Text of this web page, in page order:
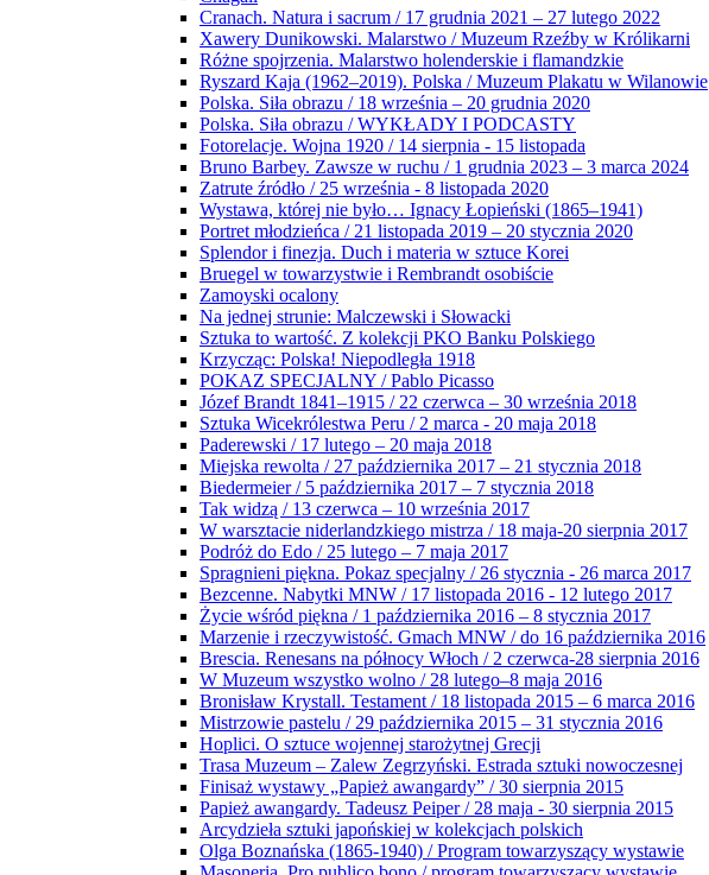
Cranach. Natura i sacrum / 17 grudnia 2021 – 27 lutego 2022
Xawery Dunikowski. Malarstwo / Muzeum Rzeźby w Królikarni
Różne spojrzenia. Malarstwo holenderskie i flamandzkie
Ryszard Kaja (1962–2019). Polska / Muzeum Plakatu w Wilanowie
Polska. Siła obrazu / 18 września – 20 grudnia 2020
Polska. Siła obrazu / WYKŁADY I PODCASTY
Fotorelacje. Wojna 1920 / 14 sierpnia - 15 listopada
Bruno Barbey. Zawsze w ruchu / 1 grudnia 2023 – 3 marca 2024
Zatrute źródło / 25 września - 8 listopada 2020
Wystawa, której nie było… Ignacy Łopieński (1865–1941)
Portret młodzieńca / 21 listopada 2019 – 20 stycznia 2020
Splendor i finezja. Duch i materia w sztuce Korei
Bruegel w towarzystwie i Rembrandt osobiście
Zamoyski ocalony
Na jednej strunie: Malczewski i Słowacki
Sztuka to wartość. Z kolekcji PKO Banku Polskiego
Krzycząc: Polska! Niepodległa 1918
POKAZ SPECJALNY / Pablo Picasso
Józef Brandt 1841–1915 / 22 czerwca – 30 września 2018
Sztuka Wicekrólestwa Peru / 2 marca - 20 maja 2018
Paderewski / 17 lutego – 20 maja 2018
Miejska rewolta / 27 października 2017 – 21 stycznia 2018
Biedermeier / 5 października 2017 – 7 stycznia 2018
Tak widzą / 13 czerwca – 10 września 2017
W warsztacie niderlandzkiego mistrza / 18 maja-20 sierpnia 2017
Podróż do Edo / 25 lutego – 7 maja 2017
Spragnieni piękna. Pokaz specjalny / 26 stycznia - 26 marca 2017
Bezcenne. Nabytki MNW / 17 listopada 2016 - 12 lutego 2017
Życie wśród piękna / 1 października 2016 – 8 stycznia 2017
Marzenie i rzeczywistość. Gmach MNW / do 16 października 2016
Brescia. Renesans na północy Włoch / 2 czerwca-28 sierpnia 2016
W Muzeum wszystko wolno / 28 lutego–8 maja 2016
Bronisław Krystall. Testament / 18 listopada 2015 – 6 marca 2016
Mistrzowie pastelu / 29 października 2015 – 31 stycznia 2016
Hoplici. O sztuce wojennej starożytnej Grecji
Trasa Muzeum – Zalew Zegrzyński. Estrada sztuki nowoczesnej
Finisaż wystawy „Papież awangardy” / 30 sierpnia 2015
Papież awangardy. Tadeusz Peiper / 28 maja - 30 sierpnia 2015
Arcydzieła sztuki japońskiej w kolekcjach polskich
Olga Boznańska (1865-1940) / Program towarzyszący wystawie